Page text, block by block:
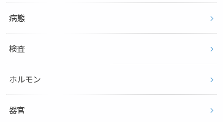
病態
検査
ホルモン
器官